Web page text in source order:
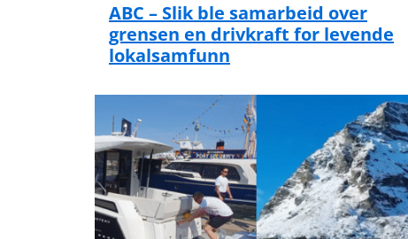
ABC – Slik ble samarbeid over
grensen en drivkraft for levende
lokalsamfunn